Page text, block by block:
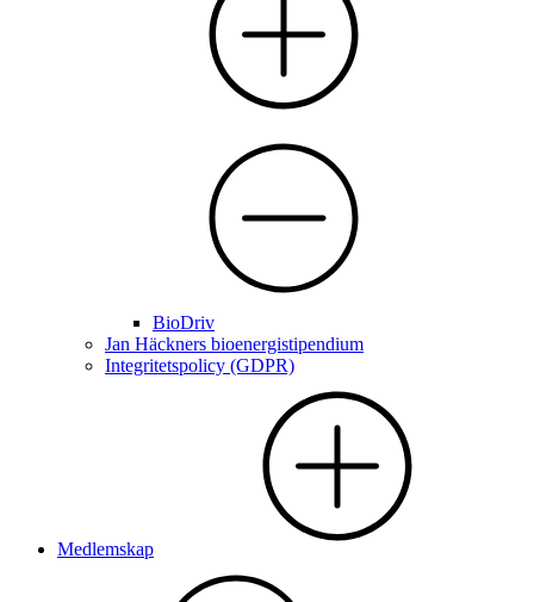
BioDriv
Jan Häckners bioenergistipendium
Integritetspolicy (GDPR)
Medlemskap